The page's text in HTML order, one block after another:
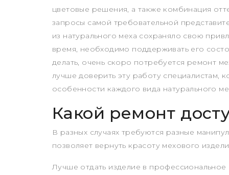
цветовые решения, а также комбинация
запросы самой требовательной
из натурального меха сохраняло свою
время, необходимо поддерживать его
делать, очень скоро потребуется ремонт
лучше доверить эту работу специалистам,
особенности каждого вида натурального
Какой ремонт
В разных случаях требуются разные
позволяет вернуть красоту мехового
Лучше отдать изделие в профессиональное